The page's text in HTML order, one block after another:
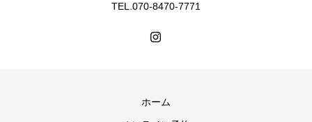
TEL.070-8470-7771
ホーム